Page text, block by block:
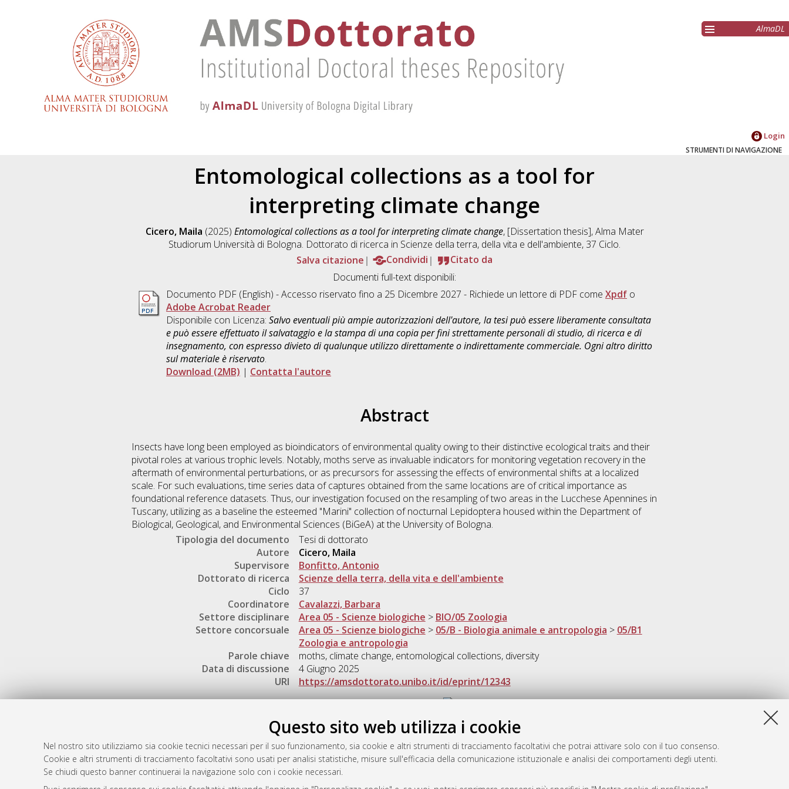
Questo sito web utilizza i cookie
Nel nostro sito utilizziamo sia cookie tecnici necessari per il suo funzionamento, sia cookie e altri strumenti di tracciamento facoltativi che potrai attivare solo con il tuo consenso.
Cookie e altri strumenti di tracciamento facoltativi sono usati per analisi statistiche, misure sull'efficacia della comunicazione istituzionale e analisi dei comportamenti degli utenti.
Se chiudi questo banner continuerai la navigazione solo con i cookie necessari.
AlmaDL
Login
STRUMENTI DI NAVIGAZIONE
Entomological collections as a tool for
interpreting climate change
Cicero, Maila (2025) Entomological collections as a tool for interpreting climate change, [Dissertation thesis], Alma Mater
Studiorum Università di Bologna. Dottorato di ricerca in Scienze della terra, della vita e dell'ambiente, 37 Ciclo.
Salva citazione
Condividi
Citato da
Documenti full-text disponibili:
Documento PDF (English) - Accesso riservato fino a 25 Dicembre 2027 - Richiede un lettore di PDF come Xpdf o
Adobe Acrobat Reader
Disponibile con Licenza: Salvo eventuali più ampie autorizzazioni dell'autore, la tesi può essere liberamente consultata
e può essere effettuato il salvataggio e la stampa di una copia per fini strettamente personali di studio, di ricerca e di
insegnamento, con espresso divieto di qualunque utilizzo direttamente o indirettamente commerciale. Ogni altro diritto
sul materiale è riservato.
Download (2MB) | Contatta l'autore
Abstract
Insects have long been employed as bioindicators of environmental quality owing to their distinctive ecological traits and their
pivotal roles at various trophic levels. Notably, moths serve as invaluable indicators for monitoring vegetation recovery in the
aftermath of environmental perturbations, or as precursors for assessing the effects of environmental shifts at a localized
scale. For such evaluations, time series data of captures obtained from the same locations are of critical importance as
foundational reference datasets. Thus, our investigation focused on the resampling of two areas in the Lucchese Apennines in
Tuscany, utilizing as a baseline the esteemed "Marini" collection of nocturnal Lepidoptera housed within the Department of
Biological, Geological, and Environmental Sciences (BiGeA) at the University of Bologna.
Tipologia del documento
Tesi di dottorato
Autore
Cicero, Maila
Supervisore
Bonfitto, Antonio
Dottorato di ricerca
Scienze della terra, della vita e dell'ambiente
Ciclo
37
Coordinatore
Cavalazzi, Barbara
Settore disciplinare
Area 05 - Scienze biologiche > BIO/05 Zoologia
Settore concorsuale
Area 05 - Scienze biologiche > 05/B - Biologia animale e antropologia > 05/B1
Zoologia e antropologia
Parole chiave
moths, climate change, entomological collections, diversity
Data di discussione
4 Giugno 2025
URI
https://amsdottorato.unibo.it/id/eprint/12343
Atom
Rss 1.0
AMS Dottorato
ISSN: 2038-7946
Servizio implementato e gestito da